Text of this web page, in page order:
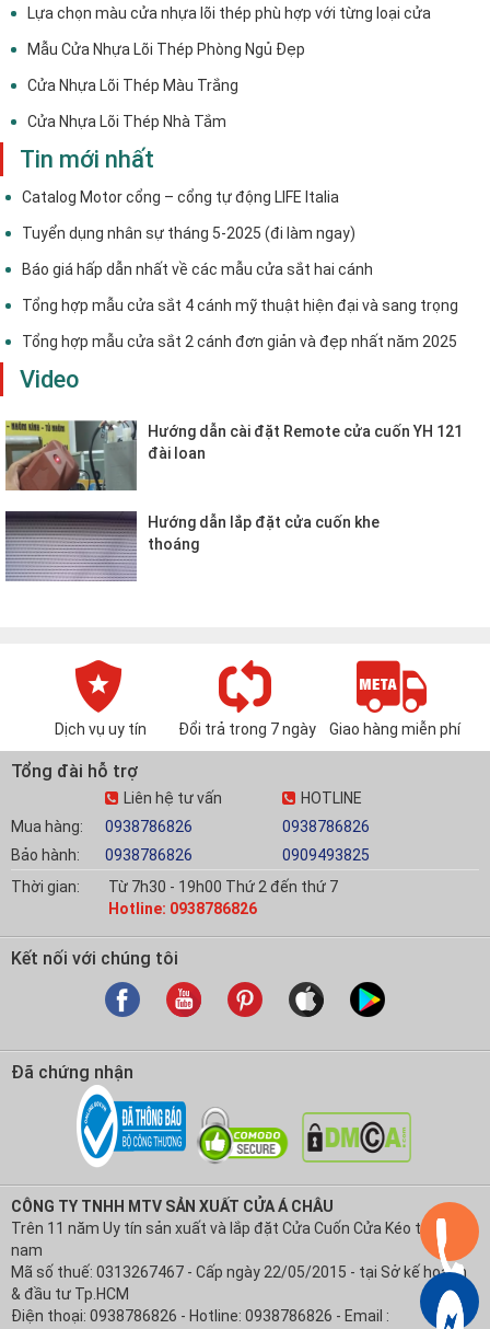
Lựa chọn màu cửa nhựa lõi thép phù hợp với từng loại cửa
Mẫu Cửa Nhựa Lõi Thép Phòng Ngủ Đẹp
Cửa Nhựa Lõi Thép Màu Trắng
Cửa Nhựa Lõi Thép Nhà Tắm
Tin mới nhất
Catalog Motor cổng – cổng tự động LIFE Italia
Tuyển dụng nhân sự tháng 5-2025 (đi làm ngay)
Báo giá hấp dẫn nhất về các mẫu cửa sắt hai cánh
Tổng hợp mẫu cửa sắt 4 cánh mỹ thuật hiện đại và sang trọng
Tổng hợp mẫu cửa sắt 2 cánh đơn giản và đẹp nhất năm 2025
Video
Hướng dẫn cài đặt Remote cửa cuốn YH 121
đài loan
Hướng dẫn lắp đặt cửa cuốn khe
thoáng
Dịch vụ uy tín Đổi trả trong 7 ngày Giao hàng miễn phí
Tổng đài hỗ trợ
Mua hàng:
Bảo hành:
Liên hệ tư vấn
0938786826
0938786826
HOTLINE
0938786826
0909493825
Thời gian:
Từ 7h30 - 19h00 Thứ 2 đến thứ 7
Hotline: 0938786826
Kết nối với chúng tôi
Đã chứng nhận
CÔNG TY TNHH MTV SẢN XUẤT CỬA Á CHÂU
Trên 11 năm Uy tín sản xuất và lắp đặt Cửa Cuốn Cửa Kéo tại Việt
nam
Mã số thuế: 0313267467 - Cấp ngày 22/05/2015 - tại Sở kế hoạch
& đầu tư Tp.HCM
Điện thoại: 0938786826 - Hotline: 0938786826 - Email :